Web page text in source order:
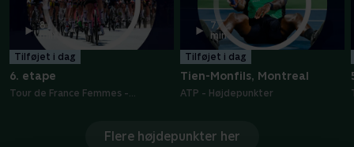
8
min
Tilføjet i dag
6. etape
Tour de France Femmes -
7
min
Tilføjet i dag
Tien-Monfils, Montreal
ATP - Højdepunkter
Flere højdepunkter her